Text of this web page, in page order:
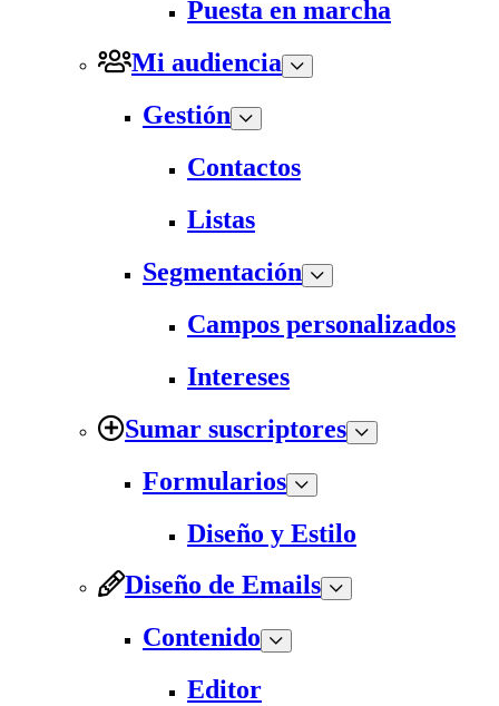
Puesta en marcha
Mi audiencia
Gestión
Contactos
Listas
Segmentación
Campos personalizados
Intereses
Sumar suscriptores
Formularios
Diseño y Estilo
Diseño de Emails
Contenido
Editor